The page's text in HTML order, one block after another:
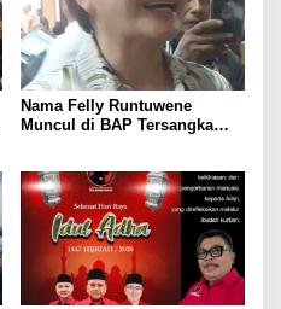
Nama Felly Runtuwene
Muncul di BAP Tersangka
Saja Iklan Gratis